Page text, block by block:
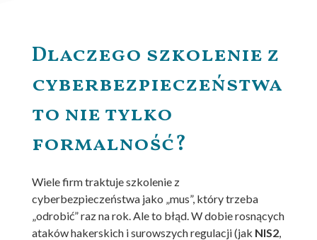
Dlaczego szkolenie z
cyberbezpieczeństwa
to nie tylko
formalność?
Wiele firm traktuje szkolenie z
cyberbezpieczeństwa jako „mus”, który trzeba
„odrobić” raz na rok. Ale to błąd. W dobie rosnących
ataków hakerskich i surowszych regulacji (jak NIS2,